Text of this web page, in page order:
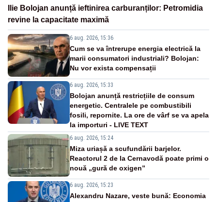
Ilie Bolojan anunță ieftinirea carburanților: Petromidia
revine la capacitate maximă
6 aug. 2026, 15:36
Cum se va întrerupe energia electrică la
marii consumatori industriali? Bolojan:
Nu vor exista compensații
6 aug. 2026, 15:33
Bolojan anunță restricțiile de consum
energetic. Centralele pe combustibili
fosili, repornite. La ore de vârf se va apela
la importuri - LIVE TEXT
6 aug. 2026, 15:24
Miza uriașă a scufundării barjelor.
Reactorul 2 de la Cernavodă poate primi o
nouă „gură de oxigen”
6 aug. 2026, 15:23
Alexandru Nazare, veste bună: Economia